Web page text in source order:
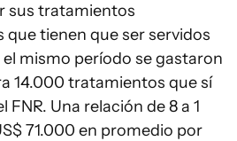
sus tratamientos
tienen que ser servidos
mismo período se gastaron
14.000 tratamientos que sí
Una relación de 8 a 1
71.000 en promedio por